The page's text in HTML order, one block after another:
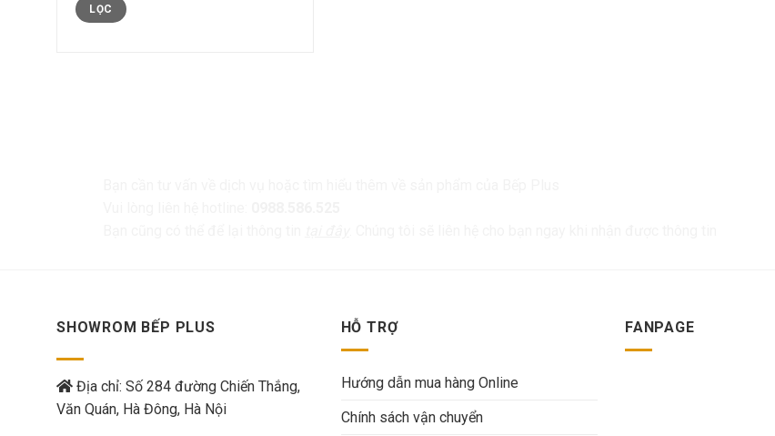
LỌC
SHOWROM BẾP PLUS
Địa chỉ: Số 284 đường Chiến Thắng,
Văn Quán, Hà Đông, Hà Nội
HỖ TRỢ
Hướng dẫn mua hàng Online
Chính sách vận chuyển
FANPAGE